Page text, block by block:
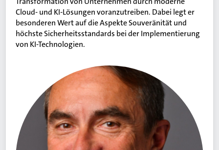
Cloud- und KI-Lösungen voranzutreiben. Dabei legt er
besonderen Wert auf die Aspekte Souveränität und
höchste Sicherheitsstandards bei der Implementierung
von KI-Technologien.